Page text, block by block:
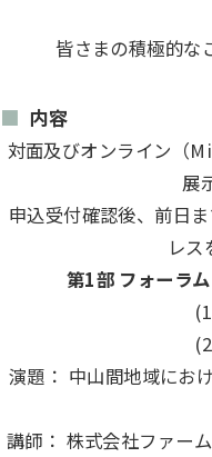
皆さまの積極的な
内容
対面及びオンライン（
展
申込受付確認後、前日
レス
第1部 フォーラ
演題： 中山間地域にお
講師： 株式会社ファー